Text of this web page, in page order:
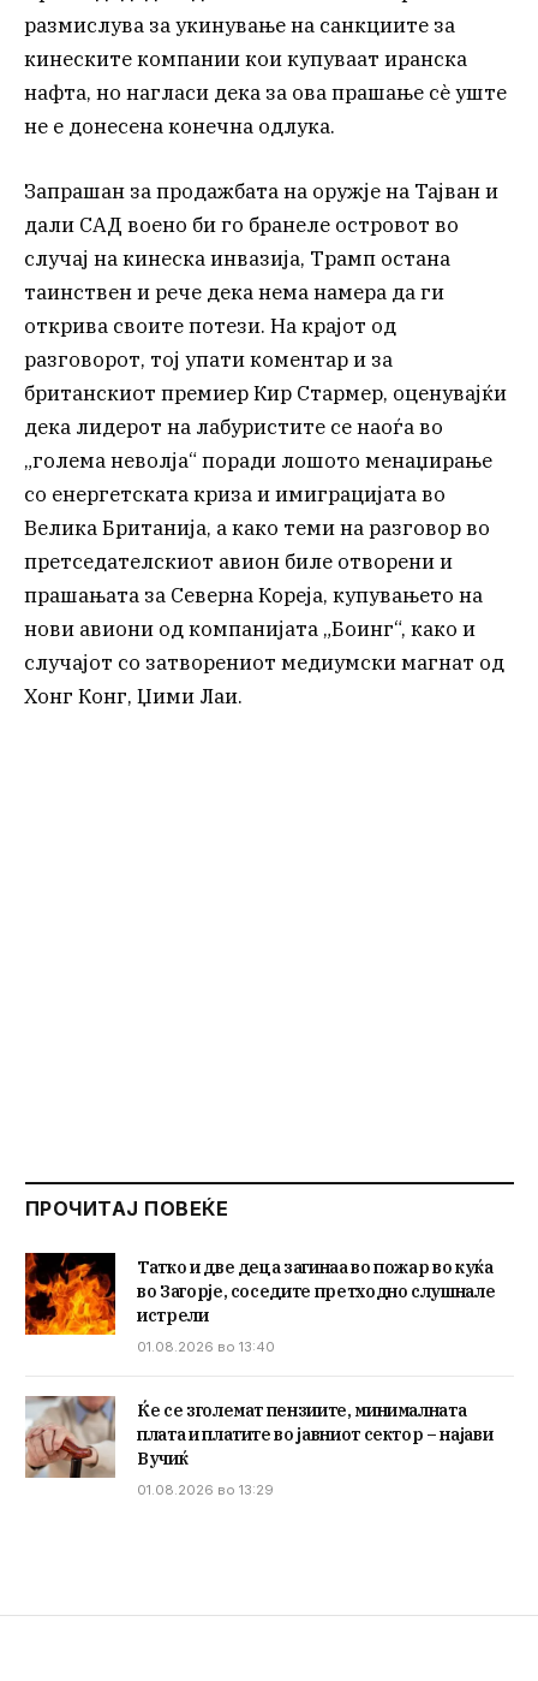
размислува за укинување на санкциите за
кинеските компании кои купуваат иранска
нафта, но нагласи дека за ова прашање сè уште
не е донесена конечна одлука.
Запрашан за продажбата на оружје на Тајван и
дали САД воено би го бранеле островот во
случај на кинеска инвазија, Трамп остана
таинствен и рече дека нема намера да ги
открива своите потези. На крајот од
разговорот, тој упати коментар и за
британскиот премиер Кир Стармер, оценувајќи
дека лидерот на лабуристите се наоѓа во
„голема неволја“ поради лошото менаџирање
со енергетската криза и имиграцијата во
Велика Британија, а како теми на разговор во
претседателскиот авион биле отворени и
прашањата за Северна Кореја, купувањето на
нови авиони од компанијата „Боинг“, како и
случајот со затворениот медиумски магнат од
Хонг Конг, Џими Лаи.
ПРОЧИТАЈ ПОВЕЌЕ
Татко и две деца загинаа во пожар во куќа
во Загорје, соседите претходно слушнале
истрели
01.08.2026 во 13:40
Ќе се зголемат пензиите, минималната
плата и платите во јавниот сектор – најави
Вучиќ
01.08.2026 во 13:29